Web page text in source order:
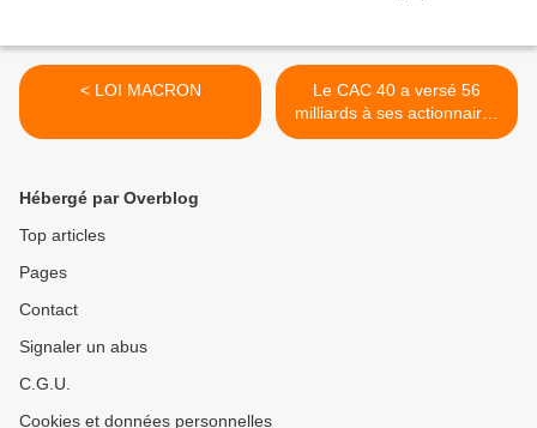
< LOI MACRON
Le CAC 40 a versé 56
milliards à ses actionnaires
l’an dernier - +30% de
Hébergé par Overblog
Top articles
Pages
Contact
Signaler un abus
C.G.U.
Cookies et données personnelles